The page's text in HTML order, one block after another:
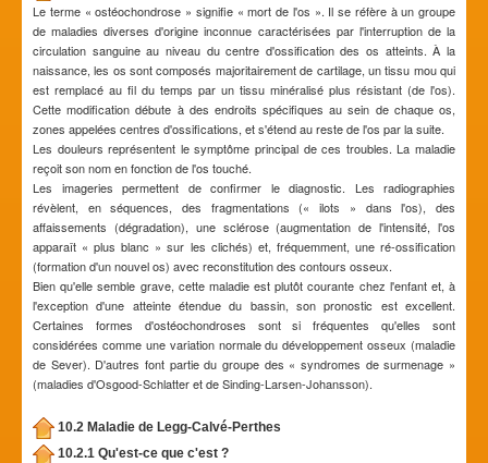
Le terme « ostéochondrose » signifie « mort de l'os ». Il se réfère à un groupe
de maladies diverses d'origine inconnue caractérisées par l'interruption de la
circulation sanguine au niveau du centre d'ossification des os atteints. À la
naissance, les os sont composés majoritairement de cartilage, un tissu mou qui
est remplacé au fil du temps par un tissu minéralisé plus résistant (de l'os).
Cette modification débute à des endroits spécifiques au sein de chaque os,
zones appelées centres d'ossifications, et s'étend au reste de l'os par la suite.
Les douleurs représentent le symptôme principal de ces troubles. La maladie
reçoit son nom en fonction de l'os touché.
Les imageries permettent de confirmer le diagnostic. Les radiographies
révèlent, en séquences, des fragmentations (« ilots » dans l'os), des
affaissements (dégradation), une sclérose (augmentation de l'intensité, l'os
apparaît « plus blanc » sur les clichés) et, fréquemment, une ré-ossification
(formation d'un nouvel os) avec reconstitution des contours osseux.
Bien qu'elle semble grave, cette maladie est plutôt courante chez l'enfant et, à
l'exception d'une atteinte étendue du bassin, son pronostic est excellent.
Certaines formes d'ostéochondroses sont si fréquentes qu'elles sont
considérées comme une variation normale du développement osseux (maladie
de Sever). D'autres font partie du groupe des « syndromes de surmenage »
(maladies d'Osgood-Schlatter et de Sinding-Larsen-Johansson).
10.2 Maladie de Legg-Calvé-Perthes
10.2.1 Qu'est-ce que c'est ?